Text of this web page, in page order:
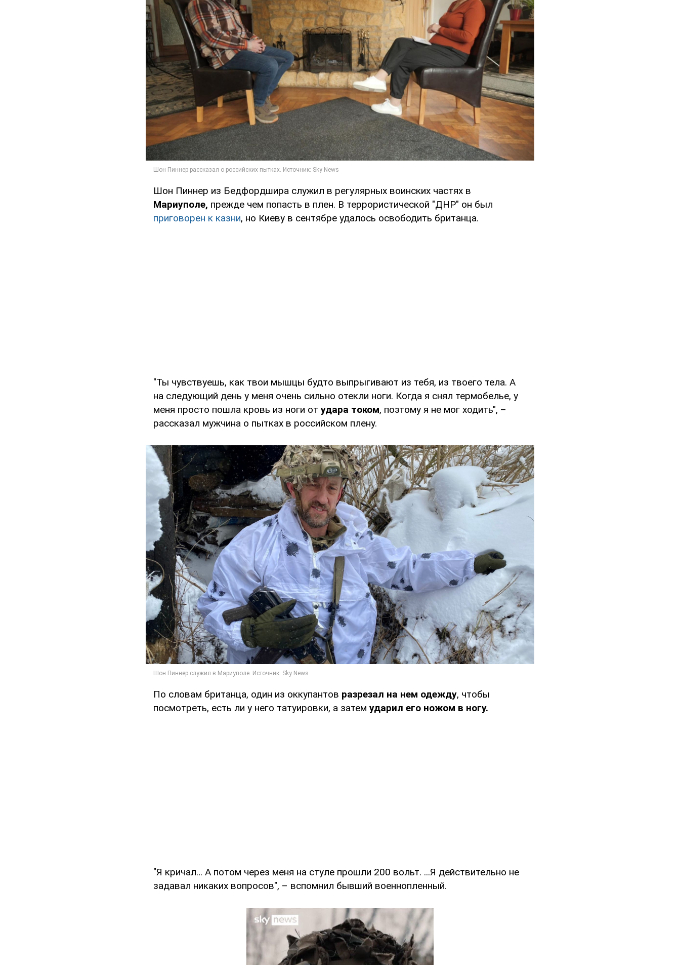
Шон Пиннер из Бедфордшира служил в регулярных воинских частях в
Мариуполе, прежде чем попасть в плен. В террористической "ДНР" он был
приговорен к казни, но Киеву в сентябре удалось освободить британца.
"Ты чувствуешь, как твои мышцы будто выпрыгивают из тебя, из твоего тела. А
на следующий день у меня очень сильно отекли ноги. Когда я снял термобелье, у
меня просто пошла кровь из ноги от удара током, поэтому я не мог ходить", –
рассказал мужчина о пытках в российском плену.
По словам британца, один из оккупантов разрезал на нем одежду, чтобы
посмотреть, есть ли у него татуировки, а затем ударил его ножом в ногу.
"Я кричал… А потом через меня на стуле прошли 200 вольт. ...Я действительно не
задавал никаких вопросов", – вспомнил бывший военнопленный.